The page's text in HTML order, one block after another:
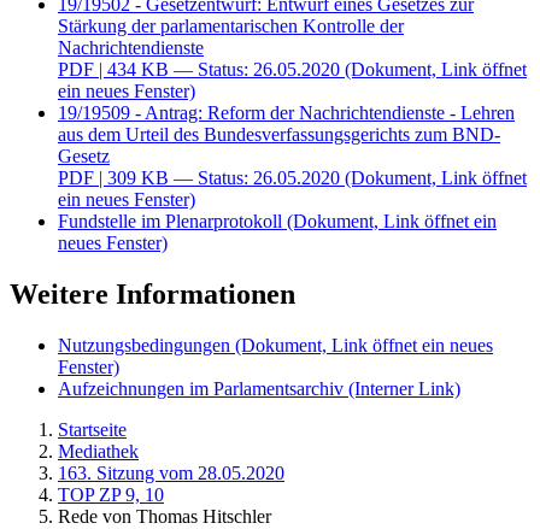
19/19502 - Gesetzentwurf: Entwurf eines Gesetzes zur
Stärkung der parlamentarischen Kontrolle der
Nachrichtendienste
PDF | 434 KB — Status: 26.05.2020 (Dokument, Link öffnet
ein neues Fenster)
19/19509 - Antrag: Reform der Nachrichtendienste - Lehren
aus dem Urteil des Bundesverfassungsgerichts zum BND-
Gesetz
PDF | 309 KB — Status: 26.05.2020 (Dokument, Link öffnet
ein neues Fenster)
Fundstelle im Plenarprotokoll (Dokument, Link öffnet ein
neues Fenster)
Weitere Informationen
Nutzungsbedingungen (Dokument, Link öffnet ein neues
Fenster)
Aufzeichnungen im Parlamentsarchiv (Interner Link)
Startseite
Mediathek
163. Sitzung vom 28.05.2020
TOP ZP 9, 10
Rede von Thomas Hitschler